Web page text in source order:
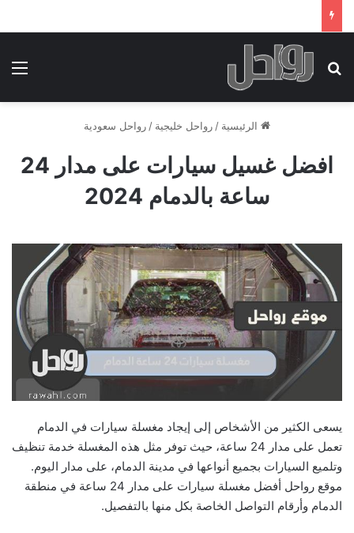
بحث عن
الرئيسية / رواحل خليجية / رواحل سعودية
افضل غسيل سيارات على مدار 24
ساعة بالدمام 2024
يسعى الكثير من الأشخاص إلى إيجاد مغسلة سيارات في الدمام
تعمل على مدار 24 ساعة، حيث توفر مثل هذه المغسلة خدمة تنظيف
وتلميع السيارات بجميع أنواعها في مدينة الدمام، على مدار اليوم.
موقع رواحل أفضل مغسلة سيارات على مدار 24 ساعة في منطقة
الدمام وأرقام التواصل الخاصة بكل منها بالتفصيل.